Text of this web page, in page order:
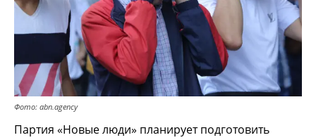
Фото: abn.agency
Партия «Новые люди» планирует подготовить